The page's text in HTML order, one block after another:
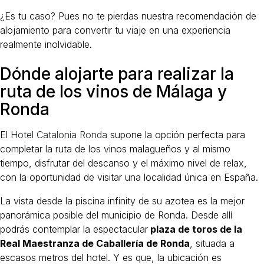
¿Es tu caso? Pues no te pierdas nuestra recomendación de
alojamiento para convertir tu viaje en una experiencia
realmente inolvidable.
Dónde alojarte para realizar la
ruta de los vinos de Málaga y
Ronda
El Hotel Catalonia Ronda supone la opción perfecta para
completar la ruta de los vinos malagueños y al mismo
tiempo, disfrutar del descanso y el máximo nivel de relax,
con la oportunidad de visitar una localidad única en España.
La vista desde la piscina infinity de su azotea es la mejor
panorámica posible del municipio de Ronda. Desde allí
podrás contemplar la espectacular plaza de toros de la
Real Maestranza de Caballería de Ronda , situada a
escasos metros del hotel. Y es que, la ubicación es